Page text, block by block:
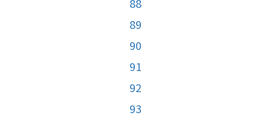
89
90
91
92
93